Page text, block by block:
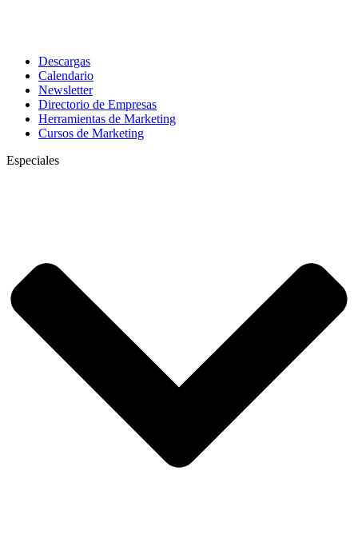
Descargas
Calendario
Newsletter
Directorio de Empresas
Herramientas de Marketing
Cursos de Marketing
Especiales